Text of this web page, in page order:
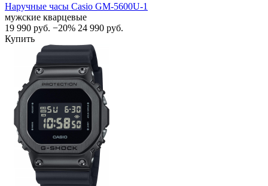
Наручные часы Casio GM-5600U-1
мужские кварцевые
19 990 руб. −20% 24 990 руб.
Купить